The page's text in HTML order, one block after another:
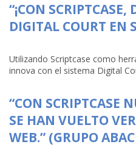
“¡CON
DIGITAL COURT EN
Utilizando Scriptcase como
innova con el sistema Digital
“CON SCRIPTCASE
SE HAN VUELTO
WEB.” (GRUPO